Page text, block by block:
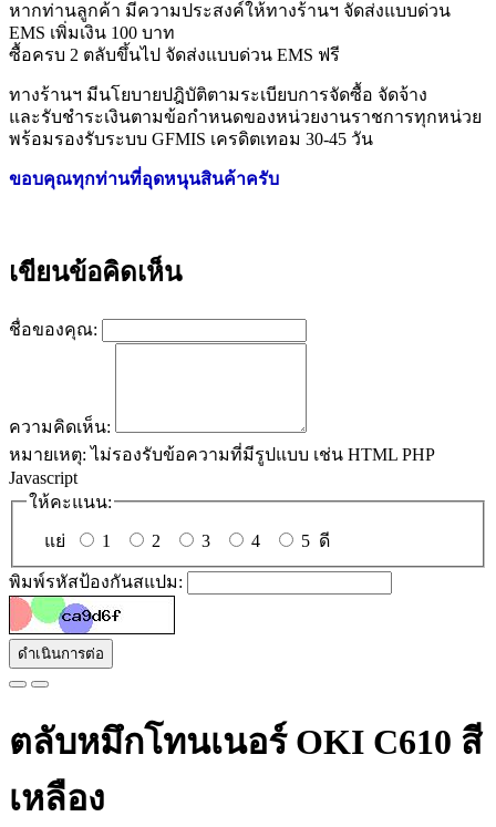
หากท่านลูกค้า มีความประสงค์ให้ทางร้านฯ จัดส่งแบบด่วน
EMS เพิ่มเงิน 100 บาท
ซื้อครบ 2 ตลับขึ้นไป จัดส่งแบบด่วน EMS ฟรี
ทางร้านฯ มีนโยบายปฎิบัติตามระเบียบการจัดซื้อ จัดจ้าง
และรับชำระเงินตามข้อกำหนดของหน่วยงานราชการทุกหน่วย
พร้อมรองรับระบบ GFMIS เครดิตเทอม 30-45 วัน
ขอบคุณทุกท่านที่อุดหนุนสินค้าครับ
เขียนข้อคิดเห็น
ชื่อของคุณ:
ความคิดเห็น:
หมายเหตุ: ไม่รองรับข้อความที่มีรูปแบบ เช่น HTML PHP
Javascript
ให้คะแนน:
แย่ 1 2 3 4 5 ดี
พิมพ์รหัสป้องกันสแปม:
ดำเนินการต่อ
ตลับหมึกโทนเนอร์ OKI C610 สี
เหลือง